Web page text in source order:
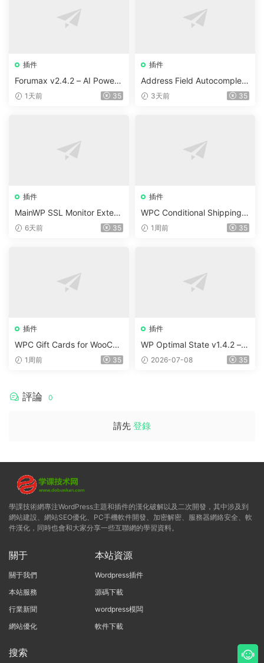
插件
Forumax v2.4.2 – AI Powere
d Advanced Community For
1天前 35
插件
Address Field Autocomplete
For WooCommerce v1.3.2
3天前 35
插件
MainWP SSL Monitor Extens
ion v5.2
6天前 35
插件
WPC Conditional Shipping &
Payments (Premium) v1.0.2
1周前 35
插件
WPC Gift Cards for WooCo
mmerce (Premium) v1.0.2
1周前 35
插件
WP Optimal State v1.4.2 –
WordPress 優化、清理和安
2026-07-08 35
評論 0
請先 登錄
學課技術網專注WordPress主題和插件的漢化破解以及二次開發，其中涉及到
網站建設、網站SEO優化、PC手機軟件開發、加密解密、服務器網絡安全、軟
件漢化，同時也會和大家分享一些互聯網的學習資料。
關于
關于我們
本站服務
行業新聞
網站優化
本站資源
Wordpress插件
源碼下載
wordpress模闆
軟件下載
搜索